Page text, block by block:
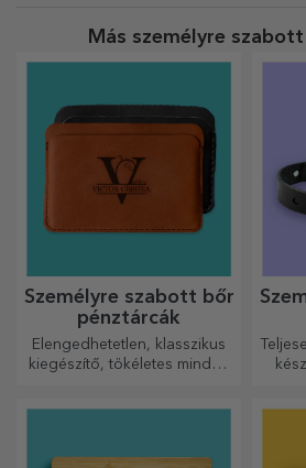
Más személyre
Személyre szabott bőr
pénztárcák
Elengedhetetlen, klasszikus
kiegészítő, tökéletes minden